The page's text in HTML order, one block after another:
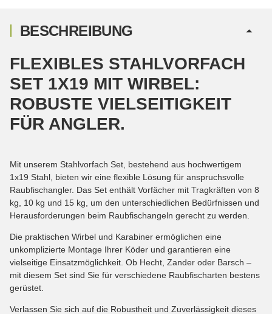
BESCHREIBUNG
FLEXIBLES STAHLVORFACH
SET 1X19 MIT WIRBEL:
ROBUSTE VIELSEITIGKEIT
FÜR ANGLER.
Mit unserem Stahlvorfach Set, bestehend aus hochwertigem
1x19 Stahl, bieten wir eine flexible Lösung für anspruchsvolle
Raubfischangler. Das Set enthält Vorfächer mit Tragkräften von 8
kg, 10 kg und 15 kg, um den unterschiedlichen Bedürfnissen und
Herausforderungen beim Raubfischangeln gerecht zu werden.
Die praktischen Wirbel und Karabiner ermöglichen eine
unkomplizierte Montage Ihrer Köder und garantieren eine
vielseitige Einsatzmöglichkeit. Ob Hecht, Zander oder Barsch –
mit diesem Set sind Sie für verschiedene Raubfischarten bestens
gerüstet.
Verlassen Sie sich auf die Robustheit und Zuverlässigkeit dieses